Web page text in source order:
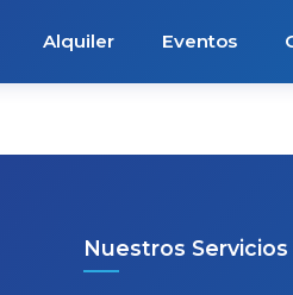
Alquiler Eventos
Nuestros Servicios